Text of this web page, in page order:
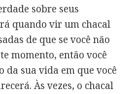
sobre seus
quando vir um chacal
de que se você não
momento, então você
da sua vida em que você
Às vezes, o chacal